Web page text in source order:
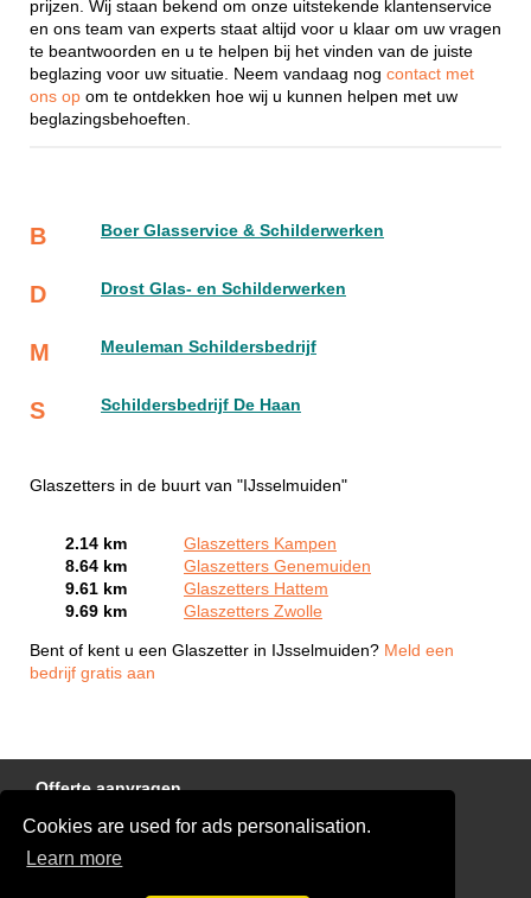
Cookies are used for ads personalisation.
Learn more
prijzen. Wij staan bekend om onze uitstekende klantenservice
en ons team van experts staat altijd voor u klaar om uw vragen
te beantwoorden en u te helpen bij het vinden van de juiste
beglazing voor uw situatie. Neem vandaag nog contact met
ons op om te ontdekken hoe wij u kunnen helpen met uw
beglazingsbehoeften.
B Boer Glasservice & Schilderwerken
D Drost Glas- en Schilderwerken
M Meuleman Schildersbedrijf
S Schildersbedrijf De Haan
Glaszetters in de buurt van "IJsselmuiden"
2.14 km
Glaszetters Kampen
8.64 km
Glaszetters Genemuiden
9.61 km
Glaszetters Hattem
9.69 km
Glaszetters Zwolle
Bent of kent u een Glaszetter in IJsselmuiden? Meld een
bedrijf gratis aan
Offerte aanvragen
Links
Disclaimer